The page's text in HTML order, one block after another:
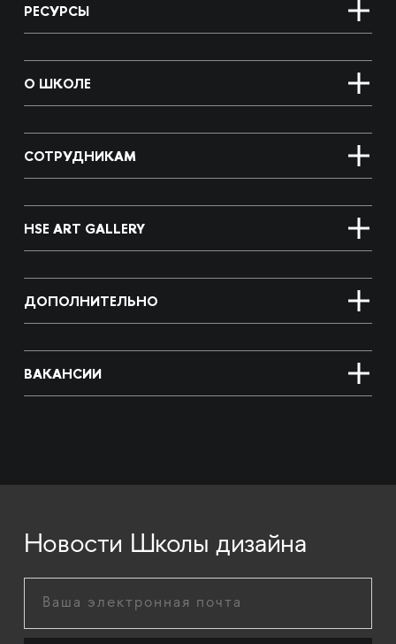
РЕСУРСЫ
О ШКОЛЕ
СОТРУДНИКАМ
HSE ART GALLERY
ДОПОЛНИТЕЛЬНО
ВАКАНСИИ
Новости Школы дизайна